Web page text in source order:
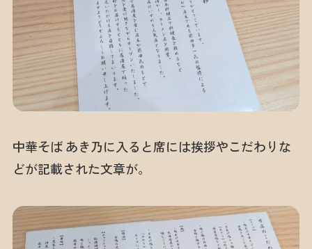
中華そば あき乃に入ると席には挨拶やこだわりな
どが記載された文章が。